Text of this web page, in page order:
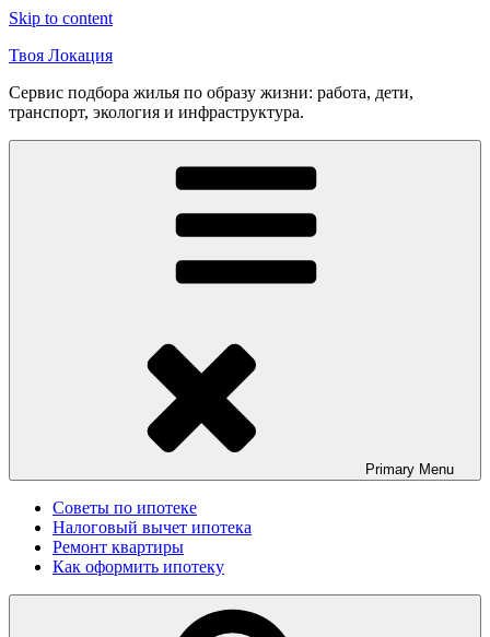
Skip to content
Твоя Локация
Сервис подбора жилья по образу жизни: работа, дети,
транспорт, экология и инфраструктура.
Primary Menu
Советы по ипотеке
Налоговый вычет ипотека
Ремонт квартиры
Как оформить ипотеку